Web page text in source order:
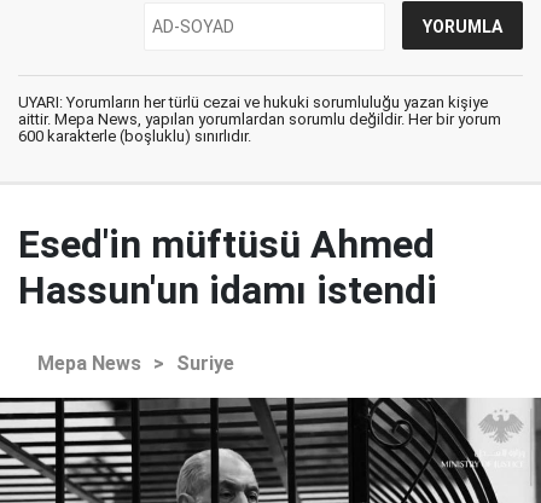
UYARI: Yorumların her türlü cezai ve hukuki sorumluluğu yazan kişiye
aittir. Mepa News, yapılan yorumlardan sorumlu değildir. Her bir yorum
600 karakterle (boşluklu) sınırlıdır.
Esed'in müftüsü Ahmed
Hassun'un idamı istendi
Mepa News > Suriye